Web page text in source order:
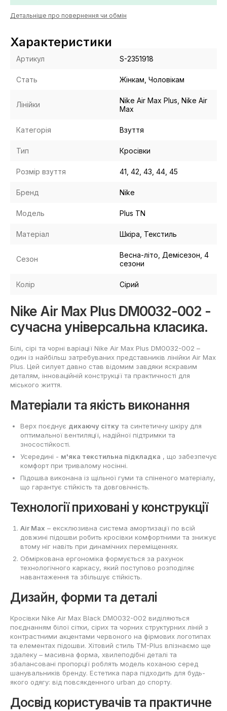
Детальніше про повернення чи обмін
Характеристики
Артикул S-2351918
Стать Жінкам, Чоловікам
Лінійки
Nike Air Max Plus, Nike Air
Max
Категорія Взуття
Тип Кросівки
Розмір взуття 41, 42, 43, 44, 45
Бренд Nike
Модель Plus TN
Матеріал Шкіра, Текстиль
Сезон
Весна-літо, Демісезон, 4
сезони
Колір Сірий
Nike Air Max Plus DM0032-002 -
сучасна універсальна класика.
Білі, сірі та чорні варіації Nike Air Max Plus DM0032-002 –
один із найбільш затребуваних представників лінійки Air Max
Plus. Цей силует давно став відомим завдяки яскравим
деталям, інноваційній конструкції та практичності для
міського життя.
Матеріали та якість виконання
Верх поєднує дихаючу сітку та синтетичну шкіру для
оптимальної вентиляції, надійної підтримки та
зносостійкості.
Усередині - м'яка текстильна підкладка , що забезпечує
комфорт при тривалому носінні.
Підошва виконана із щільної гуми та спіненого матеріалу,
що гарантує стійкість та довговічність.
Технології приховані у конструкції
Air Max – ексклюзивна система амортизації по всій
довжині підошви робить кросівки комфортними та знижує
втому ніг навіть при динамічних переміщеннях.
Обміркована ергономіка формується за рахунок
технологічного каркасу, який поступово розподіляє
навантаження та збільшує стійкість.
Дизайн, форми та деталі
Кросівки Nike Air Max Black DM0032-002 виділяються
поєднанням білої сітки, сірих та чорних структурних ліній з
контрастними акцентами червоного на фірмових логотипах
та елементах підошви. Хітовий стиль TM-Plus впізнаємо ще
здалеку – масивна форма, хвилеподібні деталі та
збалансовані пропорції роблять модель коханою серед
шанувальників бренду. Естетика пара підходить для будь-
якого одягу: від повсякденного urban до спорту.
Досвід користувачів та практичне